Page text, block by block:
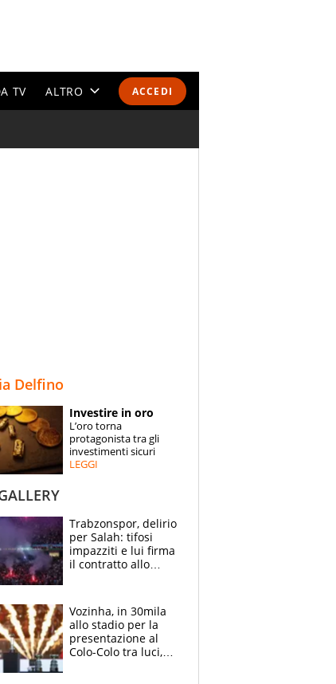
ACCEDI
TV ALTRO
ESPERTI
CONTATTI
Delfino
Investire in oro
L’oro torna
protagonista tra gli
investimenti sicuri
LEGGI
Trabzonspor, delirio
per Salah: tifosi
impazziti e lui firma
il contratto allo
Vozinha, in 30mila
allo stadio per la
presentazione al
Colo-Colo tra luci,